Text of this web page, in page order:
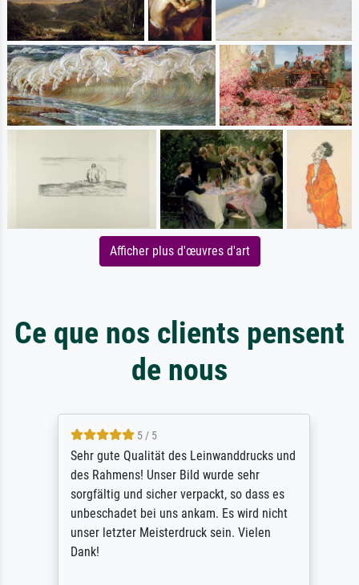
Afficher plus d'œuvres d'art
Ce que nos clients pensent
de nous
5 / 5
Sehr gute Qualität des Leinwanddrucks und
des Rahmens! Unser Bild wurde sehr
sorgfältig und sicher verpackt, so dass es
unbeschadet bei uns ankam. Es wird nicht
unser letzter Meisterdruck sein. Vielen
Dank!